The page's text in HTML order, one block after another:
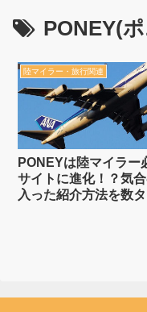
PONEY(
陸マイラー・旅行関連
PONEYは陸マイラー
サイトに進化！？気
入った紹介方法を数